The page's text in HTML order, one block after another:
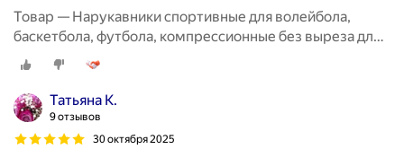
Товар — Нарукавники спортивные для волейбола,
баскетбола, футбола, компрессионные без выреза для
пальцев, 2 пары черные + белые
Татьяна К.
9 отзывов
30 октября 2025